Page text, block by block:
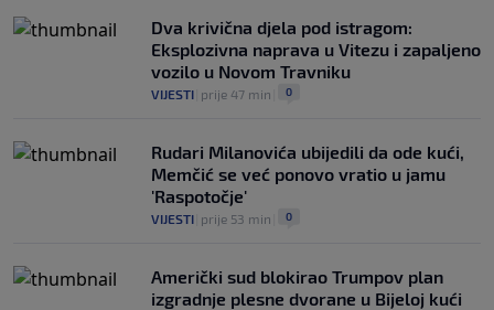
Dva krivična djela pod istragom:
Eksplozivna naprava u Vitezu i zapaljeno
vozilo u Novom Travniku
VIJESTI prije 47 min 0
Rudari Milanovića ubijedili da ode kući,
Memčić se već ponovo vratio u jamu
'Raspotočje'
VIJESTI prije 53 min 0
Američki sud blokirao Trumpov plan
izgradnje plesne dvorane u Bijeloj kući